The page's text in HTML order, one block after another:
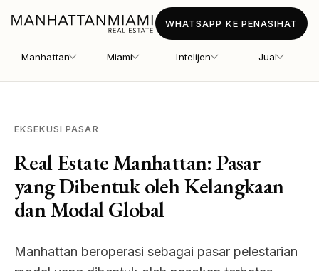
Manhattan Miami Intelijen Jual
WHATSAPP KE PENASIHAT
EKSEKUSI PASAR
Real Estate Manhattan: Pasar
yang Dibentuk oleh Kelangkaan
dan Modal Global
Manhattan beroperasi sebagai pasar pelestarian